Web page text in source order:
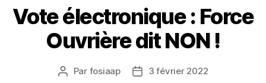
Vote électronique : Force
Ouvrière dit NON !
Auteur
Par fosiaap
Date3 février 2022